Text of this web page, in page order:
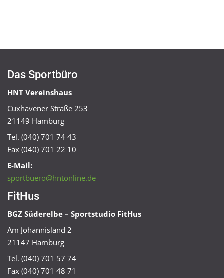
Das Sportbüro
HNT Vereinshaus
Cuxhavener Straße 253
21149 Hamburg
Tel. (040) 701 74 43
Fax (040) 701 22 10
E-Mail:
sportbuero@hntonline.de
FitHus
BGZ Süderelbe – Sportstudio FitHus
Am Johannisland 2
21147 Hamburg
Tel. (040) 701 57 74
Fax (040) 701 48 71